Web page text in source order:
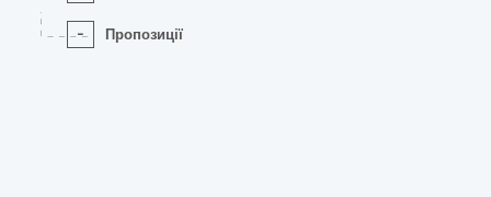
- Пропозиції